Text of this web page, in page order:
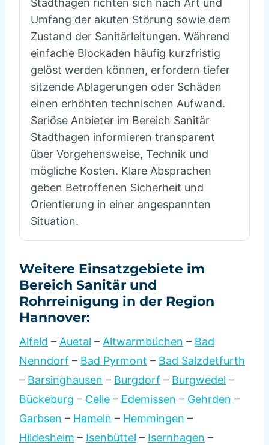
Stadthagen richten sich nach Art und
Umfang der akuten Störung sowie dem
Zustand der Sanitärleitungen. Während
einfache Blockaden häufig kurzfristig
gelöst werden können, erfordern tiefer
sitzende Ablagerungen oder Schäden
einen erhöhten technischen Aufwand.
Seriöse Anbieter im Bereich Sanitär
Stadthagen informieren transparent
über Vorgehensweise, Technik und
mögliche Kosten. Klare Absprachen
geben Betroffenen Sicherheit und
Orientierung in einer angespannten
Situation.
Weitere Einsatzgebiete im
Bereich Sanitär und
Rohrreinigung in der Region
Hannover:
Alfeld – Auetal – Altwarmbüchen – Bad
Nenndorf – Bad Pyrmont – Bad Salzdetfurth
– Barsinghausen – Burgdorf – Burgwedel –
Bückeburg – Celle – Edemissen – Gehrden –
Garbsen – Hameln – Hemmingen –
Hildesheim – Isenbüttel – Isernhagen –